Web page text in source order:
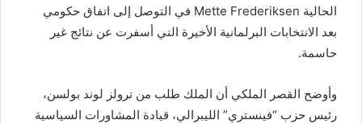
الحالية Mette Frederiksen في التوصل إلى اتفاق حكومي
بعد الانتخابات البرلمانية الأخيرة التي أسفرت عن نتائج غير
حاسمة.
وأوضح القصر الملكي أن الملك طلب من ترولز لوند بولسن،
رئيس حزب “فينستري” الليبرالي، قيادة المشاورات السياسية